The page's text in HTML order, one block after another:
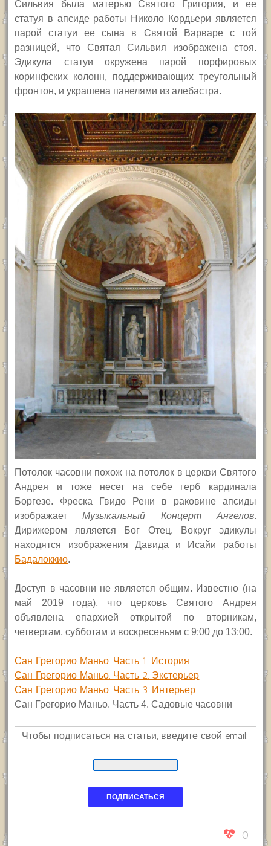
Сильвия была матерью Святого Григория, и ее
статуя в апсиде работы Николо Кордьери является
парой статуи ее сына в Святой Варваре с той
разницей, что Святая Сильвия изображена стоя.
Эдикула статуи окружена парой порфировых
коринфских колонн, поддерживающих треугольный
фронтон, и украшена панелями из алебастра.
Потолок часовни похож на потолок в церкви Святого
Андрея и тоже несет на себе герб кардинала
Боргезе. Фреска Гвидо Рени в раковине апсиды
изображаетМузыкальный Концерт Ангелов.
Дирижером является Бог Отец. Вокруг эдикулы
находятся изображения Давида и Исайи работы
Бадалоккио.
Доступ в часовни не является общим. Известно (на
май 2019 года), что церковь Святого Андрея
объявлена епархией открытой по вторникам,
четвергам, субботам и воскресеньям с 9:00 до 13:00.
Сан Грегорио Маньо. Часть 1. История
Сан Грегорио Маньо. Часть 2. Экстерьер
Сан Грегорио Маньо. Часть 3. Интерьер
Сан Грегорио Маньо. Часть 4. Садовые часовни
Чтобы подписаться на статьи, введите свой email:
0